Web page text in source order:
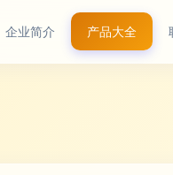
企业简介 产品大全